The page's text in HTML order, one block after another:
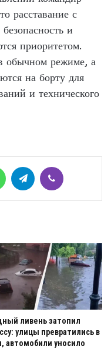
расставание с
и
приоритетом.
обычном режиме, а
на борту для
и технического
WhatsAppTelegram
ливень затопил
улицы превратились в
автомобили уносило